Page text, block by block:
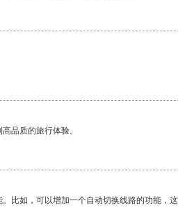
品质的旅行体验。
比如，可以增加一个自动切换线路的功能，